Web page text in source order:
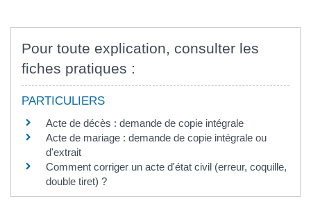
Pour toute explication, consulter les
fiches pratiques :
PARTICULIERS
Acte de décès : demande de copie intégrale
Acte de mariage : demande de copie intégrale ou
d'extrait
Comment corriger un acte d'état civil (erreur, coquille,
double tiret) ?